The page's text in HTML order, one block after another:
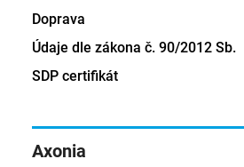
Axonia
Doprava
Údaje dle zákona č. 90/2012 Sb.
SDP certifikát